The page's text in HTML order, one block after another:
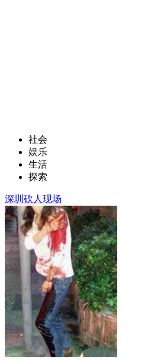
社会
娱乐
生活
探索
深圳砍人现场